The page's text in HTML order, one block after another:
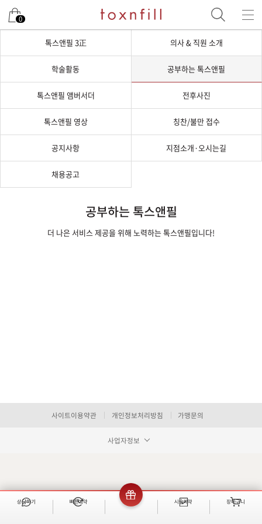
0
톡스앤필 3正 의사 & 직원 소개
학술활동 공부하는 톡스앤필
톡스앤필 앰버서더 전후사진
톡스앤필 영상 칭찬/불만 접수
공지사항 지점소개·오시는길
채용공고
공부하는 톡스앤필
더 나은 서비스 제공을 위해 노력하는 톡스앤필입니다!
사이트이용약관 개인정보처리방침 가맹문의
사업자정보
상담하기 빠른예약 이벤트 시술예약 장바구니